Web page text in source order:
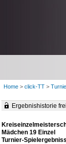
Home > click-TT >
Ergebnishistorie
Mädchen 19 Einzel
Turnier-